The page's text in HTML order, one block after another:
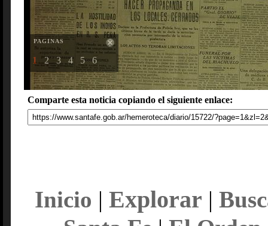
PAGINAS
1 2 3 4 5 6
Comparte esta noticia copiando el siguiente enlace:
Inicio | Explorar |